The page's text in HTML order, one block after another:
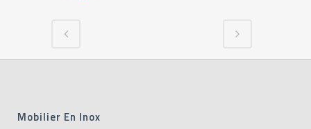
Mobilier En Inox